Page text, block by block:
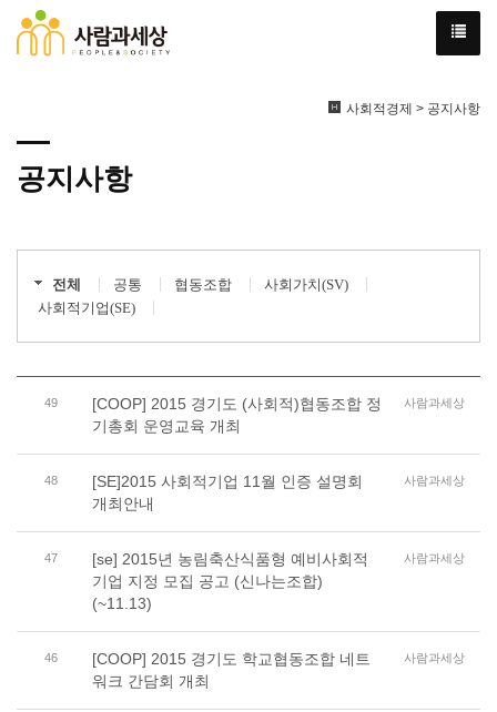
사회적경제 > 공지사항
공지사항
전체 공통 협동조합
사회가치(SV)
사회적기업(SE)
49
[COOP] 2015 경기도 (사회적)협동조합 정
기총회 운영교육 개최
사람과세상
48
[SE]2015 사회적기업 11월 인증 설명회
개최안내
사람과세상
47
[se] 2015년 농림축산식품형 예비사회적
기업 지정 모집 공고 (신나는조합)
(~11.13)
사람과세상
46
[COOP] 2015 경기도 학교협동조합 네트
워크 간담회 개최
사람과세상